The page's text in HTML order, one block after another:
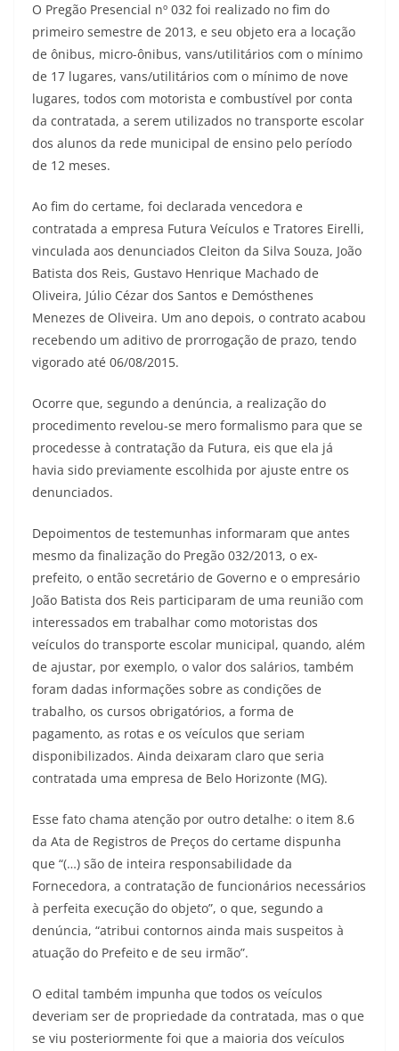
O Pregão Presencial nº 032 foi realizado no fim do
primeiro semestre de 2013, e seu objeto era a locação
de ônibus, micro-ônibus, vans/utilitários com o mínimo
de 17 lugares, vans/utilitários com o mínimo de nove
lugares, todos com motorista e combustível por conta
da contratada, a serem utilizados no transporte escolar
dos alunos da rede municipal de ensino pelo período
de 12 meses.
Ao fim do certame, foi declarada vencedora e
contratada a empresa Futura Veículos e Tratores Eirelli,
vinculada aos denunciados Cleiton da Silva Souza, João
Batista dos Reis, Gustavo Henrique Machado de
Oliveira, Júlio Cézar dos Santos e Demósthenes
Menezes de Oliveira. Um ano depois, o contrato acabou
recebendo um aditivo de prorrogação de prazo, tendo
vigorado até 06/08/2015.
Ocorre que, segundo a denúncia, a realização do
procedimento revelou-se mero formalismo para que se
procedesse à contratação da Futura, eis que ela já
havia sido previamente escolhida por ajuste entre os
denunciados.
Depoimentos de testemunhas informaram que antes
mesmo da finalização do Pregão 032/2013, o ex-
prefeito, o então secretário de Governo e o empresário
João Batista dos Reis participaram de uma reunião com
interessados em trabalhar como motoristas dos
veículos do transporte escolar municipal, quando, além
de ajustar, por exemplo, o valor dos salários, também
foram dadas informações sobre as condições de
trabalho, os cursos obrigatórios, a forma de
pagamento, as rotas e os veículos que seriam
disponibilizados. Ainda deixaram claro que seria
contratada uma empresa de Belo Horizonte (MG).
Esse fato chama atenção por outro detalhe: o item 8.6
da Ata de Registros de Preços do certame dispunha
que “(…) são de inteira responsabilidade da
Fornecedora, a contratação de funcionários necessários
à perfeita execução do objeto”, o que, segundo a
denúncia, “atribui contornos ainda mais suspeitos à
atuação do Prefeito e de seu irmão”.
O edital também impunha que todos os veículos
deveriam ser de propriedade da contratada, mas o que
se viu posteriormente foi que a maioria dos veículos